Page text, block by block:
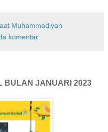
Muhammadiyah
komentar:
BULAN JANUARI 2023